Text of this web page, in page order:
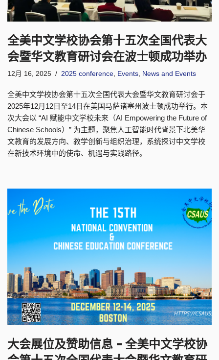
全美中文学校协会第十五次全国代表大
会暨华文教育研讨会在波士顿成功举办
12月 16, 2025 2025 conference, Events, News and Events
全美中文学校协会第十五次全国代表大会暨华文教育研讨会于
2025年12月12日至14日在美国马萨诸塞州波士顿成功举行。本
次大会以 “AI 赋能中文学校未来（AI Empowering the Future of
Chinese Schools）” 为主题，聚焦人工智能时代背景下北美华
文教育的发展方向、教学创新与组织治理，系统探讨中文学校
在新技术环境中的使命、机遇与实践路径。
大会展位及赞助信息 – 全美中文学校协